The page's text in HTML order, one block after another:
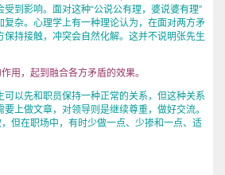
到影响。面对这种“公说公有理，婆说婆有理”
杂。心理学上有一种理论认为，在面对两方矛
持接触，冲突会自然化解。这并不说明张先生
，起到融合各方矛盾的效果。
以先和职员保持一种正常的关系，但这种关系
上做文章，对领导则是继续尊重，做好交流。
但在职场中，有时少做一点、少掺和一点、适